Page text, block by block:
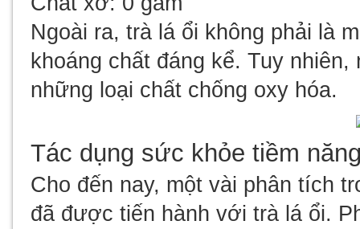
Ngoài ra, trà lá ổi không phải là
khoáng chất đáng kể. Tuy
những loại chất chống oxy hóa.
Tác dụng sức khỏe tiềm
Cho đến nay, một vài phân tích
đã được tiến hành với trà lá ổi.